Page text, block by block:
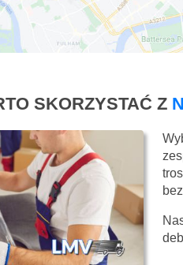
SKORZYSTAĆ Z